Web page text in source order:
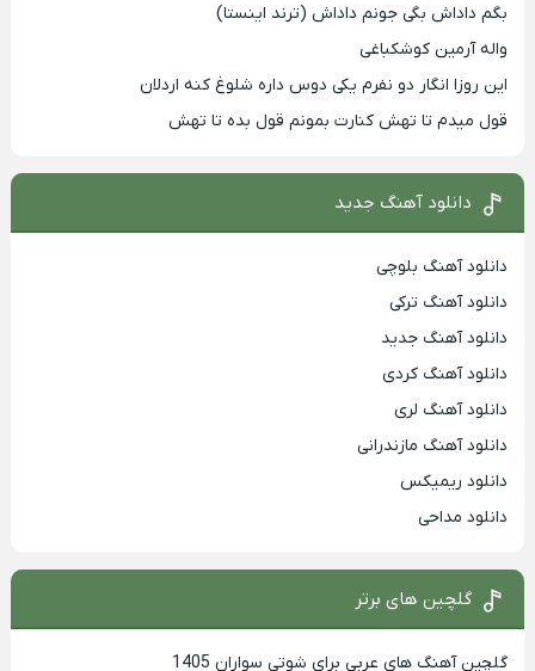
بگم داداش بگی جونم داداش (ترند اینستا)
واله آرمین کوشکباغی
این روزا انگار دو نفرم یکی دوس داره شلوغ کنه اردلان
قول میدم تا تهش کنارت بمونم قول بده تا تهش
دانلود آهنگ جدید
دانلود آهنگ بلوچی
دانلود آهنگ ترکی
دانلود آهنگ جدید
دانلود آهنگ کردی
دانلود آهنگ لری
دانلود آهنگ مازندرانی
دانلود ریمیکس
دانلود مداحی
گلچین های برتر
گلچین آهنگ های عربی برای شوتی سواران 1405